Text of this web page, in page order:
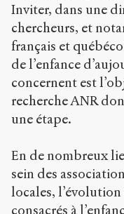
Inviter, dans une
chercheurs, et
français et
de l’enfance
concernent est
recherche ANR
une étape.
En de nombreux
sein des
locales,
consacrés à